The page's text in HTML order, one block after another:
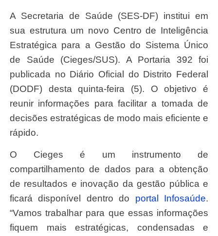
A Secretaria de Saúde (SES-DF) institui em
sua estrutura um novo Centro de Inteligência
Estratégica para a Gestão do Sistema Único
de Saúde (Cieges/SUS). A Portaria 392 foi
publicada no Diário Oficial do Distrito Federal
(DODF) desta quinta-feira (5). O objetivo é
reunir informações para facilitar a tomada de
decisões estratégicas de modo mais eficiente e
rápido.
O Cieges é um instrumento de
compartilhamento de dados para a obtenção
de resultados e inovação da gestão pública e
ficará disponível dentro do portal Infosaúde.
“Vamos trabalhar para que essas informações
fiquem mais estratégicas, condensadas e